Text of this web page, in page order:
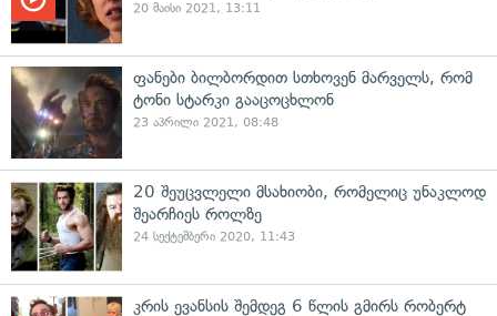
20 მაისი 2021, 13:11
ფანები ბილბორდით სთხოვენ მარველს, რომ
ტონი სტარკი გააცოცხლონ
23 აპრილი 2021, 08:48
20 შეუცვლელი მსახიობი, რომელიც უნაკლოდ
შეარჩიეს როლზე
24 სექტემბერი 2020, 11:43
კრის ევანსის შემდეგ 6 წლის გმირს რობერტ